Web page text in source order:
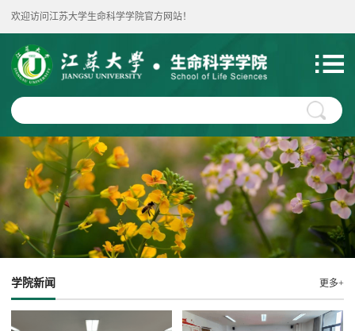
欢迎访问江苏大学生命科学学院官方网站！
学院新闻 更多+